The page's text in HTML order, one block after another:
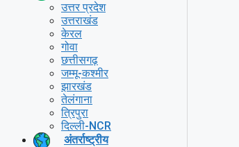
उत्तर प्रदेश
उत्तराखंड
केरल
गोवा
छत्तीसगढ़
जम्मू-कश्मीर
झारखंड
तेलंगाना
त्रिपुरा
दिल्ली-NCR
अंतर्राष्ट्रीय